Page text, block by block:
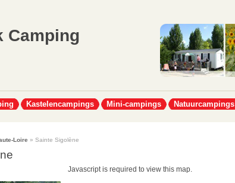
Camping
Kastelencampings Mini-campings Natuurcampings
Loire » Sainte Sigolène
Javascript is required to view this map.